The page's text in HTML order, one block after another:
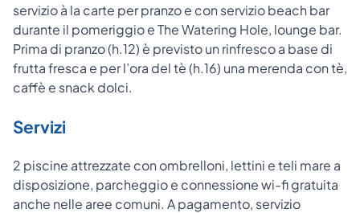
servizio à la carte per pranzo e con servizio beach bar
durante il pomeriggio e The Watering Hole, lounge bar.
Prima di pranzo (h.12) è previsto un rinfresco a base di
frutta fresca e per l’ora del tè (h.16) una merenda con tè,
caffè e snack dolci.
Servizi
2 piscine attrezzate con ombrelloni, lettini e teli mare a
disposizione, parcheggio e connessione wi-fi gratuita
anche nelle aree comuni. A pagamento, servizio